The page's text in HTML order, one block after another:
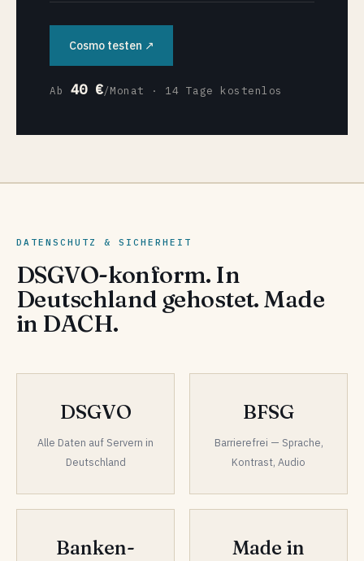
Cosmo testen ↗
Ab 40 €/Monat · 14 Tage kostenlos
DATENSCHUTZ & SICHERHEIT
DSGVO-konform. In
Deutschland gehostet. Made
in DACH.
DSGVO
Alle Daten auf Servern in
Deutschland
BFSG
Barrierefrei — Sprache,
Kontrast, Audio
Banken-
Made in